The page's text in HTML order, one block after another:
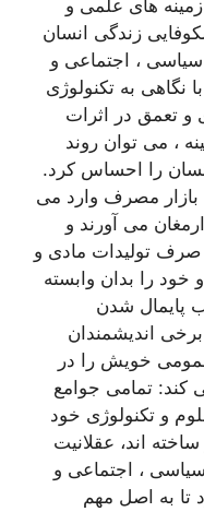
های علمی و
زندگی انسان
سیاسی ، اجتماعی و
به تکنولوژی
تعمق در اثرات
، می توان روند
را احساس کرد.
بازار مصرف وارد می
می آورند و
تولیدات مادی و
خود را بدان وابسته
پایمال شدن
اندیشمندان
خویش را در
کند: تمامی جوامع
و تکنولوژی خود
ساخته اند، عقلانیت
، اجتماعی و
تا به اصل مهم